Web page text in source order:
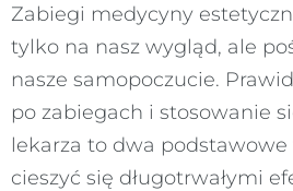
Zabiegi medycyny
tylko na nasz wygląd, ale
nasze samopoczucie.
po zabiegach i stosowanie
lekarza to dwa
cieszyć się długotrwałymi